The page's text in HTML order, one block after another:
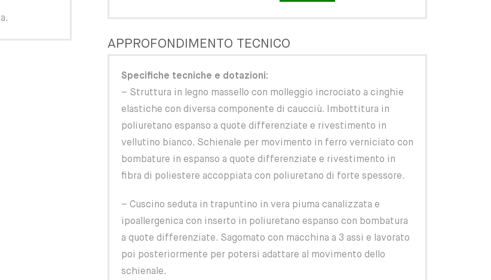
APPROFONDIMENTO TECNICO
Specifiche tecniche e dotazioni:
– Struttura in legno massello con molleggio incrociato a cinghie
elastiche con diversa componente di caucciù. Imbottitura in
poliuretano espanso a quote differenziate e rivestimento in
vellutino bianco. Schienale per movimento in ferro verniciato con
bombature in espanso a quote differenziate e rivestimento in
fibra di poliestere accoppiata con poliuretano di forte spessore.
– Cuscino seduta in trapuntino in vera piuma canalizzata e
ipoallergenica con inserto in poliuretano espanso con bombatura
a quote differenziate. Sagomato con macchina a 3 assi e lavorato
poi posteriormente per potersi adattare al movimento dello
schienale.